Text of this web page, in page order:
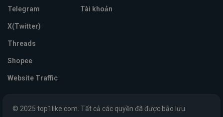
Telegram
X(Twitter)
Threads
Shopee
Website Traffic
Tài khoản
© 2025 top1like.com. Tất cả các quyền đã được bảo lưu.